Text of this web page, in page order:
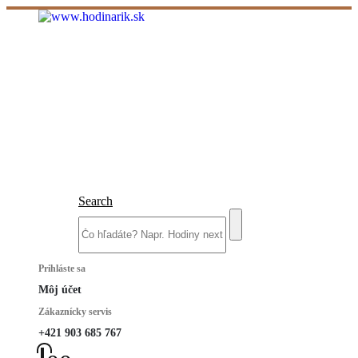
Search
Prihláste sa
Môj účet
Zákaznícky servis
+421 903 685 767